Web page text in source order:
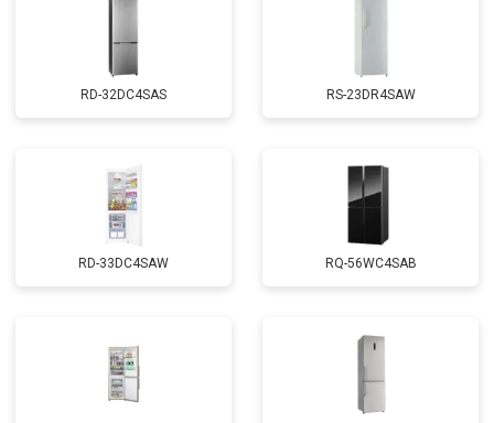
RD-32DC4SAS RS-23DR4SAW
RD-33DC4SAW RQ-56WC4SAB